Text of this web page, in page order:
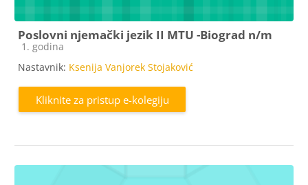
Poslovni njemački jezik II MTU -Biograd n/m
Kategorija e-kolegija
1. godina
Nastavnik: Ksenija Vanjorek Stojaković
Kliknite za pristup e-kolegiju